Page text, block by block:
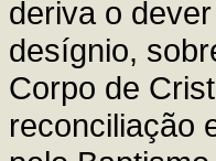
deriva o
desígnio,
Corpo de
reconciliação